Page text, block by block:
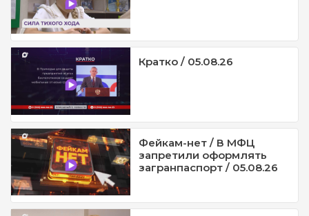
Кратко / 05.08.26
Фейкам-нет / В МФЦ
запретили оформлять
загранпаспорт / 05.08.26